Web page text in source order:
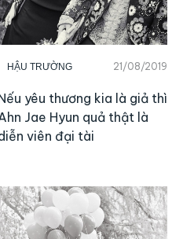
HẬU TRƯỜNG 21/08/2019
yêu thương kia là giả thì
Jae Hyun quả thật là
viên đại tài